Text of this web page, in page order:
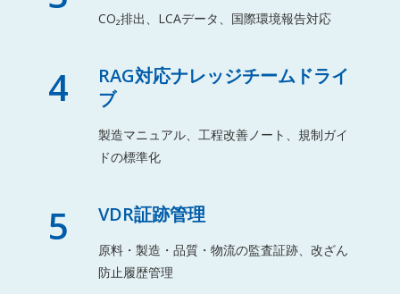
CO₂排出、LCAデータ、国際環境報告対応
4
RAG対応ナレッジチームドライ
ブ
製造マニュアル、工程改善ノート、規制ガイ
ドの標準化
5 VDR証跡管理
原料・製造・品質・物流の監査証跡、改ざん
防止履歴管理